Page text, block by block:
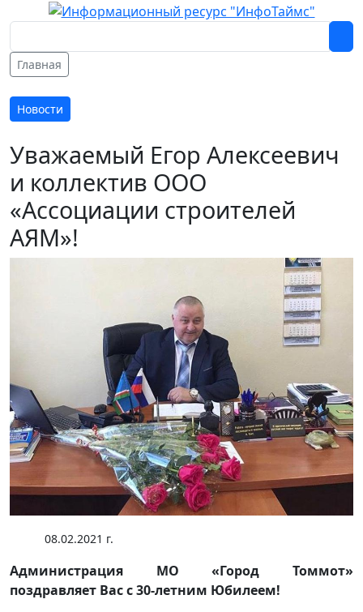
Главная
Новости
Уважаемый Егор Алексеевич
и коллектив ООО
«Ассоциации строителей
АЯМ»!
08.02.2021 г.
Администрация МО «Город Томмот»
поздравляет Вас с 30-летним Юбилеем!